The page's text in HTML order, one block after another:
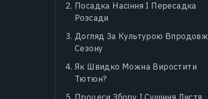
Посадка Насіння І Пересадка
Розсади
Догляд За Культурою Впродовж
Сезону
Як Швидко Можна Виростити
Тютюн?